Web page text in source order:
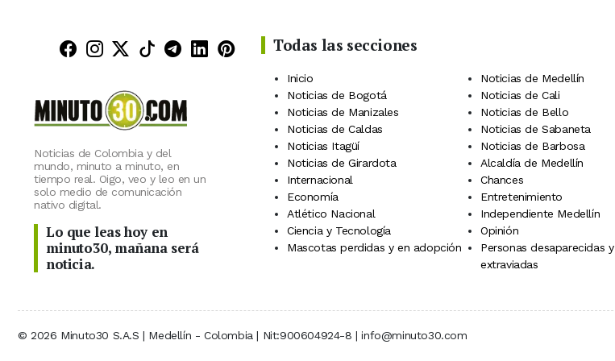
Minuto30 en Facebook
Minuto30 en Instagram
Minuto30 en X (Twitter)
Minuto30 en TikTok
Canal de Minuto30 en Telegram
Minuto30 en LinkedIn
Minuto30 en Pinterest
Noticias de Colombia y del
mundo, minuto a minuto, en
tiempo real. Oigo, veo y leo en un
solo medio de comunicación
nativo digital.
Lo que leas hoy en
minuto30, mañana será
noticia.
Todas las secciones
Inicio Noticias de Medellín
Noticias de Bogotá
Noticias de Cali
Noticias de Manizales
Noticias de Bello
Noticias de Caldas
Noticias de Sabaneta
Noticias Itagüí
Noticias de Barbosa
Noticias de Girardota
Alcaldía de Medellín
Internacional
Chances
Economía
Entretenimiento
Atlético Nacional
Independiente Medellín
Ciencia y Tecnología
Opinión
Mascotas perdidas y en adopción
Personas desaparecidas y
extraviadas
© 2026 Minuto30 S.A.S | Medellín - Colombia | Nit:900604924-8 | info@minuto30.com